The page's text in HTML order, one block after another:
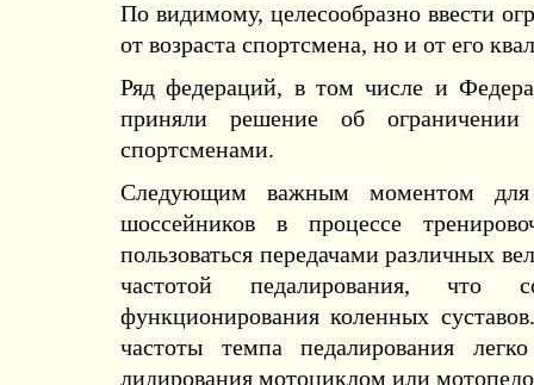
По видимому, целесообразно ввести
от возраста спортсмена, но и от его
Ряд федераций, в том числе и
приняли решение об
спортсменами.
Следующим важным моментом для
шоссейников в процессе
пользоваться передачами различных
частотой педалирования, что
функционирования коленных
частоты темпа педалирования
лидирования мотоциклом или